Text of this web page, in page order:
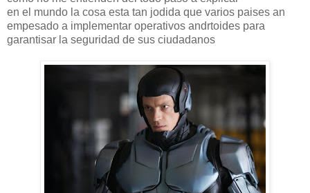
en el mundo la cosa esta tan jodida que varios paises an
empesado a implementar operativos andrtoides para
garantisar la seguridad de sus ciudadanos